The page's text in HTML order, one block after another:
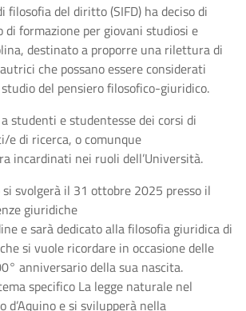
filosofia del diritto (SIFD) ha deciso di
formazione per giovani studiosi e
destinato a proporre una rilettura di
che possano essere considerati
del pensiero filosofico-giuridico.
studenti e studentesse dei corsi di
e di ricerca, o comunque
incardinati nei ruoli dell’Università.
svolgerà il 31 ottobre 2025 presso il
giuridiche
e sarà dedicato alla filosofia giuridica di
si vuole ricordare in occasione delle
anniversario della sua nascita.
specifico La legge naturale nel
d’Aquino e si svilupperà nella